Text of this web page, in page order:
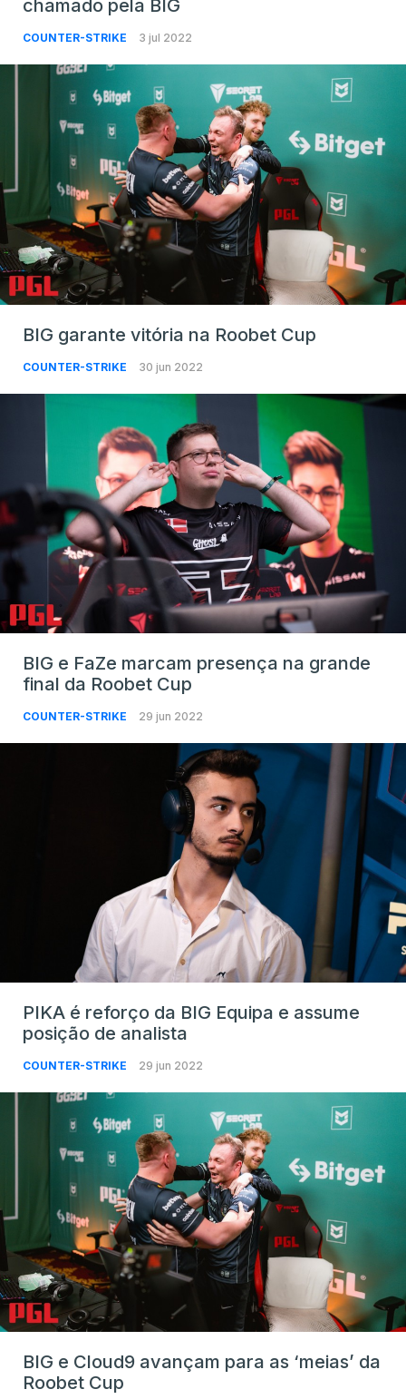
chamado pela BIG
COUNTER-STRIKE 3 jul 2022
BIG garante vitória na Roobet Cup
COUNTER-STRIKE 30 jun 2022
BIG e FaZe marcam presença na grande
final da Roobet Cup
COUNTER-STRIKE 29 jun 2022
PIKA é reforço da BIG Equipa e assume
posição de analista
COUNTER-STRIKE 29 jun 2022
BIG e Cloud9 avançam para as ‘meias’ da
Roobet Cup